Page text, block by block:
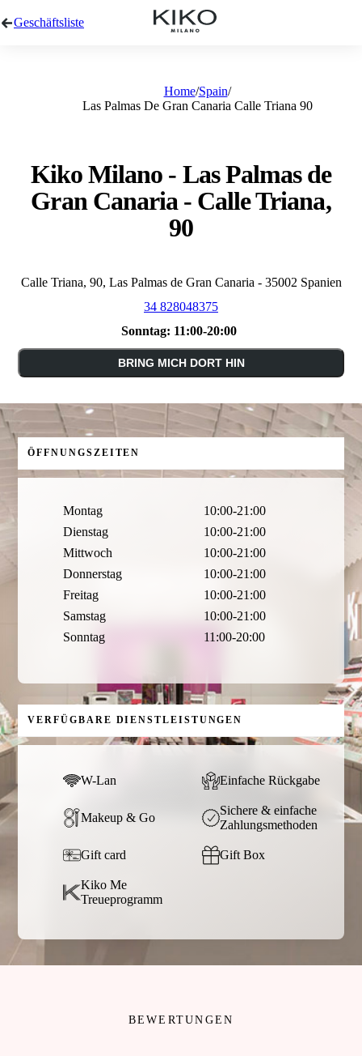
Geschäftsliste
Home Spain
Las Palmas De Gran Canaria Calle Triana 90
Kiko Milano - Las Palmas de
Gran Canaria - Calle Triana,
90
Calle Triana, 90, Las Palmas de Gran Canaria - 35002 Spanien
34 828048375
Sonntag: 11:00-20:00
BRING MICH DORT HIN
ÖFFNUNGSZEITEN
Montag
10:00-21:00
Dienstag
10:00-21:00
Mittwoch
10:00-21:00
Donnerstag
10:00-21:00
Freitag
10:00-21:00
Samstag
10:00-21:00
Sonntag
11:00-20:00
VERFÜGBARE DIENSTLEISTUNGEN
W-Lan Einfache Rückgabe
Makeup & Go
Sichere & einfache
Zahlungsmethoden
Gift card Gift Box
Kiko Me
Treueprogramm
BEWERTUNGEN